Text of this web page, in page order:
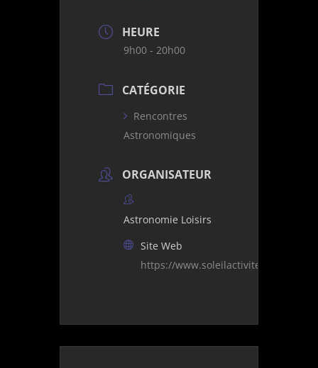
HEURE
9h00 - 20h00
CATÉGORIE
Rencontres
Astronomiques
ORGANISATEUR
Astronomie Loisirs
Site Web
https://www.soleilactivites.fr/